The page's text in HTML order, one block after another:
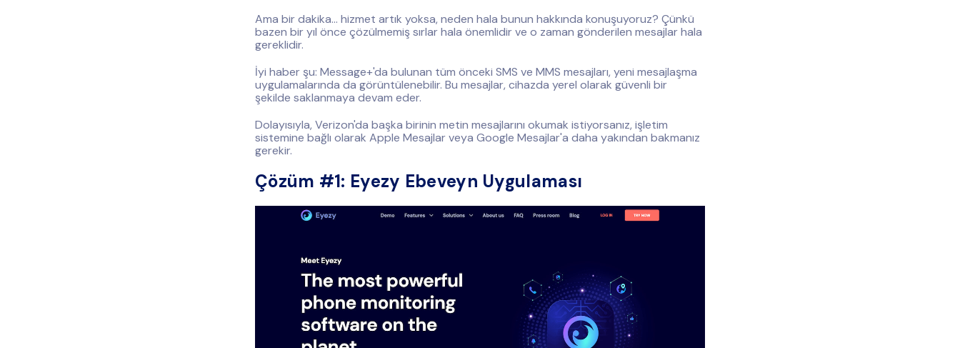
Ama bir dakika... hizmet artık yoksa, neden hala bunun hakkında konuşuyoruz? Çünkü
bazen bir yıl önce çözülmemiş sırlar hala önemlidir ve o zaman gönderilen mesajlar hala
gereklidir.
İyi haber şu: Message+'da bulunan tüm önceki SMS ve MMS mesajları, yeni mesajlaşma
uygulamalarında da görüntülenebilir. Bu mesajlar, cihazda yerel olarak güvenli bir
şekilde saklanmaya devam eder.
Dolayısıyla, Verizon'da başka birinin metin mesajlarını okumak istiyorsanız, işletim
sistemine bağlı olarak Apple Mesajlar veya Google Mesajlar'a daha yakından bakmanız
gerekir.
Çözüm #1: Eyezy Ebeveyn Uygulaması